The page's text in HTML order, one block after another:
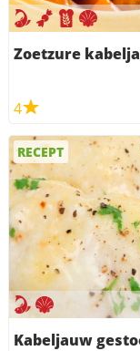
Zoetzure
4
RECEPT
Kabeljauw